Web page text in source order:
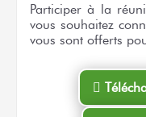
Participer à la
vous souhaitez
vous sont offerts
